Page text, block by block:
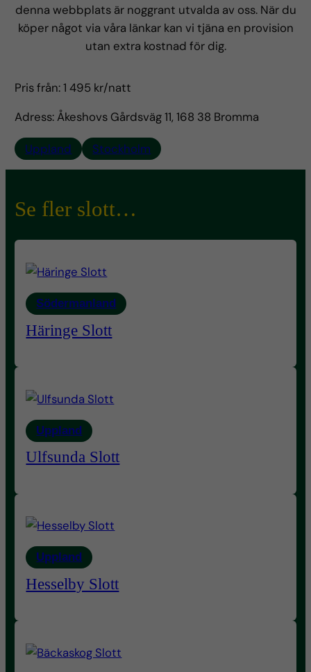
denna webbplats är noggrant utvalda av oss. När du
köper något via våra länkar kan vi tjäna en provision
utan extra kostnad för dig.
Pris från:1 495 kr/natt
Adress:Åkeshovs Gårdsväg 11, 168 38 Bromma
Uppland Stockholm
Se fler slott…
Södermanland
Häringe Slott
Uppland
Ulfsunda Slott
Uppland
Hesselby Slott